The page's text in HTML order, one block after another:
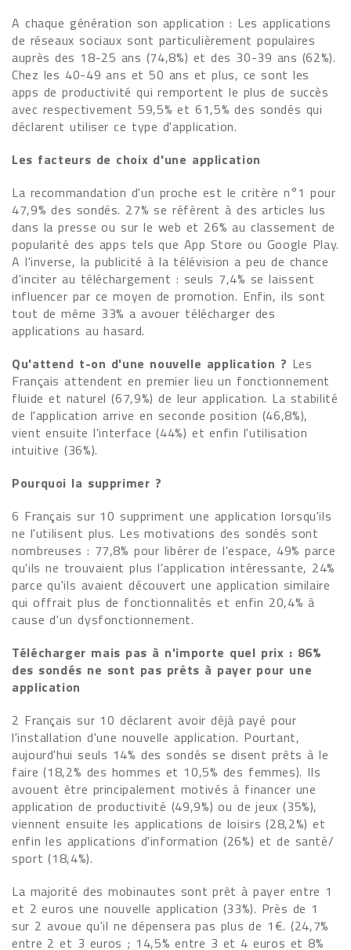
A chaque génération son application : Les applications
de réseaux sociaux sont particulièrement populaires
auprès des 18-25 ans (74,8%) et des 30-39 ans (62%).
Chez les 40-49 ans et 50 ans et plus, ce sont les
apps de productivité qui remportent le plus de succès
avec respectivement 59,5% et 61,5% des sondés qui
déclarent utiliser ce type d'application.
Les facteurs de choix d'une application
La recommandation d'un proche est le critère n°1 pour
47,9% des sondés. 27% se réfèrent à des articles lus
dans la presse ou sur le web et 26% au classement de
popularité des apps tels que App Store ou Google Play.
A l'inverse, la publicité à la télévision a peu de chance
d'inciter au téléchargement : seuls 7,4% se laissent
influencer par ce moyen de promotion. Enfin, ils sont
tout de même 33% a avouer télécharger des
applications au hasard.
Qu'attend t-on d'une nouvelle application ? Les
Français attendent en premier lieu un fonctionnement
fluide et naturel (67,9%) de leur application. La stabilité
de l'application arrive en seconde position (46,8%),
vient ensuite l'interface (44%) et enfin l'utilisation
intuitive (36%).
Pourquoi la supprimer ?
6 Français sur 10 suppriment une application lorsqu'ils
ne l'utilisent plus. Les motivations des sondés sont
nombreuses : 77,8% pour libérer de l'espace, 49% parce
qu'ils ne trouvaient plus l'application intéressante, 24%
parce qu'ils avaient découvert une application similaire
qui offrait plus de fonctionnalités et enfin 20,4% à
cause d'un dysfonctionnement.
Télécharger mais pas à n'importe quel prix : 86%
des sondés ne sont pas prêts à payer pour une
application
2 Français sur 10 déclarent avoir déjà payé pour
l'installation d'une nouvelle application. Pourtant,
aujourd'hui seuls 14% des sondés se disent prêts à le
faire (18,2% des hommes et 10,5% des femmes). Ils
avouent être principalement motivés à financer une
application de productivité (49,9%) ou de jeux (35%),
viennent ensuite les applications de loisirs (28,2%) et
enfin les applications d'information (26%) et de santé/
sport (18,4%).
La majorité des mobinautes sont prêt à payer entre 1
et 2 euros une nouvelle application (33%). Près de 1
sur 2 avoue qu'il ne dépensera pas plus de 1€. (24,7%
entre 2 et 3 euros ; 14,5% entre 3 et 4 euros et 8%